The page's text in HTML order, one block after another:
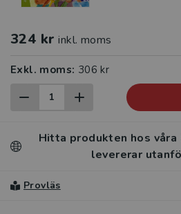
324 kr inkl. moms
Exkl. moms: 306 kr
Hitta produkten hos
levererar
Provläs